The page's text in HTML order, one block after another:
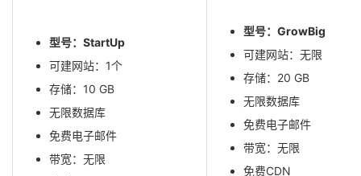
型号：StartUp
可建网站：1个
存储：10 GB
无限数据库
免费电子邮件
带宽：无限
型号：GrowBig
可建网站：无限
存储：20 GB
无限数据库
免费电子邮件
带宽：无限
免费CDN